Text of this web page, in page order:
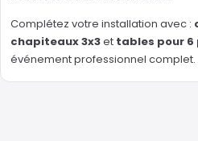
Complétez votre installation avec :
chapiteaux 3x3et tables pour 6
événement professionnel complet.